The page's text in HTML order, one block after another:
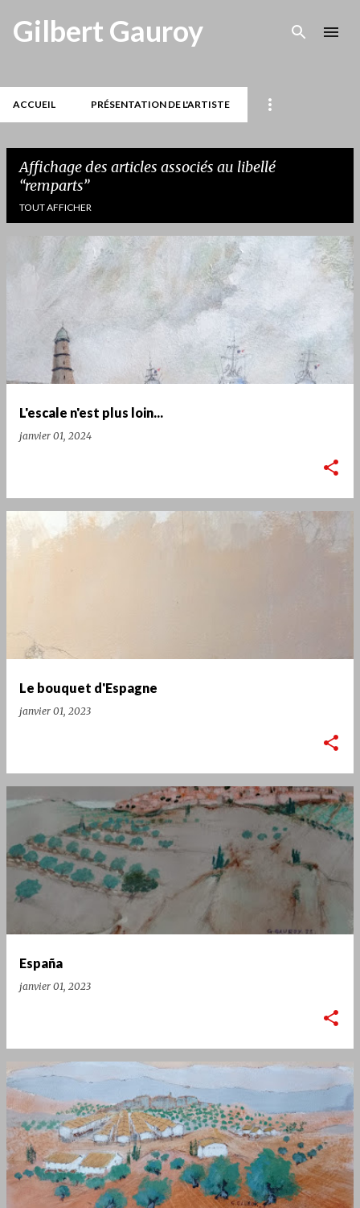
Accéder au contenu principal
Gilbert Gauroy
ACCUEIL PRÉSENTATION DE L'ARTISTE
Affichage des articles associés au libellé
remparts
TOUT AFFICHER
L'escale n'est plus loin...
janvier 01, 2024
Le bouquet d'Espagne
janvier 01, 2023
España
janvier 01, 2023